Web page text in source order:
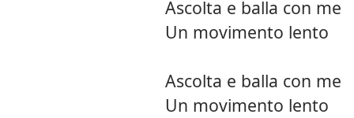
Ascolta e balla con me
Un movimento lento
Ascolta e balla con me
Un movimento lento